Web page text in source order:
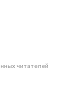
читателей